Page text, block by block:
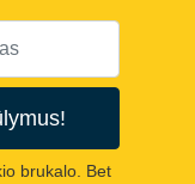
brukalo. Bet